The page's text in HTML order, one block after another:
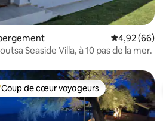
5sur la base de 187 commentaires :
Évaluation
4,92 (66)
Seaside Villa, à 10 pas de la mer.
de cœur voyageurs les plus
Coup de cœur voyageurs